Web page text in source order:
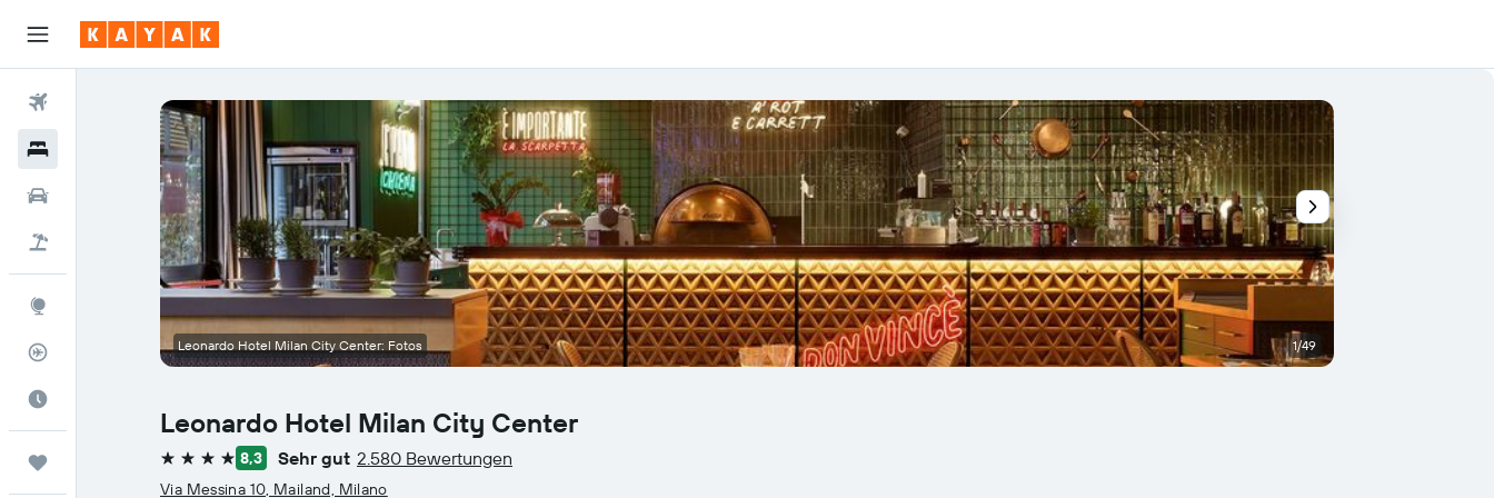
Pauschalreisen
Leonardo Hotel Milan City Center
4 Sterne 8,3 Sehr gut 2.580 Bewertungen
Via Messina 10, Mailand, Milano
Leonardo Hotel Milan City Center: Fotos 1/49